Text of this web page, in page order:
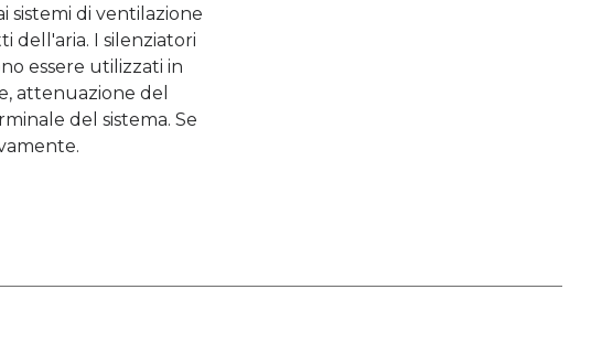
di ventilazione
dell'aria. I silenziatori
essere utilizzati in
attenuazione del
del sistema. Se